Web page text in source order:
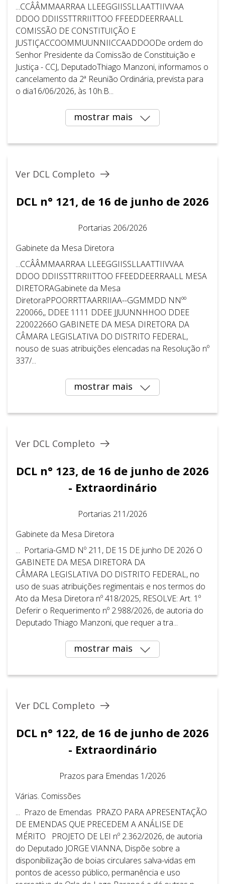
...CCÂÂMMAARRAA LLEEGGIISSLLAATTIIVVAA
DDOO DDIISSTTRRIITTOO FFEEDDEERRAALL
COMISSÃO DE CONSTITUIÇÃO E
JUSTIÇACCOOMMUUNNIICCAADDOODe ordem do
Senhor Presidente da Comissão de Constituição e
Justiça - CCJ, DeputadoThiago Manzoni, informamos o
cancelamento da 2ª Reunião Ordinária, prevista para
o dia16/06/2026, às 10h.B...
mostrar mais
Ver DCL Completo
DCL n° 121, de 16 de junho de 2026
Portarias 206/2026
Gabinete da Mesa Diretora
...CCÂÂMMAARRAA LLEEGGIISSLLAATTIIVVAA
DDOO DDIISSTTRRIITTOO FFEEDDEERRAALL MESA
DIRETORAGabinete da Mesa
DiretoraPPOORRTTAARRIIAA--GGMMDD NNºº
220066,, DDEE 1111 DDEE JJUUNNHHOO DDEE
22002266O GABINETE DA MESA DIRETORA DA
CÂMARA LEGISLATIVA DO DISTRITO FEDERAL,
nouso de suas atribuições elencadas na Resolução nº
337/...
mostrar mais
Ver DCL Completo
DCL n° 123, de 16 de junho de 2026
- Extraordinário
Portarias 211/2026
Gabinete da Mesa Diretora
... Portaria-GMD Nº 211, DE 15 DE junho DE 2026 O
GABINETE DA MESA DIRETORA DA
CÂMARA LEGISLATIVA DO DISTRITO FEDERAL, no
uso de suas atribuições regimentais e nos termos do
Ato da Mesa Diretora nº 418/2025, RESOLVE: Art. 1º
Deferir o Requerimento nº 2.988/2026, de autoria do
Deputado Thiago Manzoni, que requer a tra...
mostrar mais
Ver DCL Completo
DCL n° 122, de 16 de junho de 2026
- Extraordinário
Prazos para Emendas 1/2026
Várias. Comissões
... Prazo de Emendas PRAZO PARA APRESENTAÇÃO
DE EMENDAS QUE PRECEDEM A ANÁLISE DE
MÉRITO PROJETO DE LEI nº 2.362/2026, de autoria
do Deputado JORGE VIANNA, Dispõe sobre a
disponibilização de boias circulares salva-vidas em
pontos de acesso público, permanência e uso